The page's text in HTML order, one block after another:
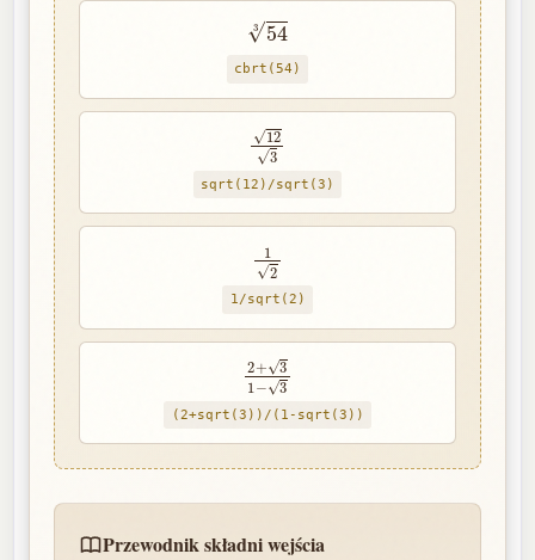
543
cbrt(54)
123
sqrt(12)/sqrt(3)
2
1/sqrt(2)
2+31−
(2+sqrt(3))/(1-sqrt(3))
Przewodnik składni wejścia